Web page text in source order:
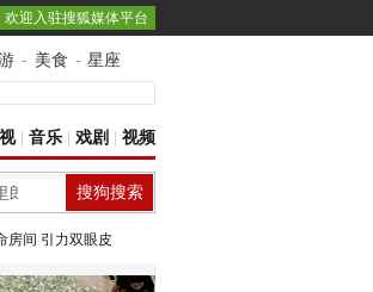
欢迎入驻搜狐媒体平台
- 美食 - 星座
| 音乐 戏剧 视频
房间 引力双眼皮